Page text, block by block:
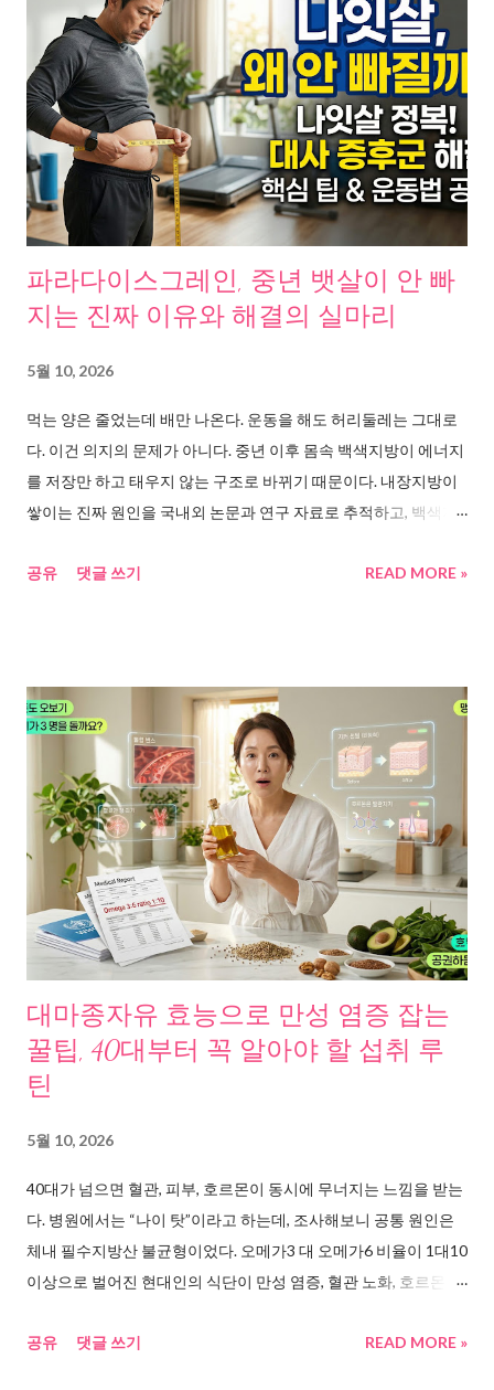
파라다이스그레인, 중년 뱃살이 안 빠
지는 진짜 이유와 해결의 실마리
5월 10, 2026
먹는 양은 줄었는데 배만 나온다. 운동을 해도 허리둘레는 그대로
다. 이건 의지의 문제가 아니다. 중년 이후 몸속 백색지방이 에너지
를 저장만 하고 태우지 않는 구조로 바뀌기 때문이다. 내장지방이
쌓이는 진짜 원인을 국내외 논문과 연구 자료로 추적하고, 백색지
인의 핵심 성분 6-파라돌에 대한 임상 결과를 정리해봤다. 먹는 양
따르면, 미국 예일대·독일 본대학 공동연구팀은 중년 이후 지방 세
포 내 염증 반응이 복부지방 축적의 핵심 원인이라는 사실을 밝혀
냈다. 동아일보 는 한국 연구진의 결과를 인용해, 중년기 내장지방
증가는 에너지 소비 감소보다 “미성숙 지방세포의 분화” 때문이라
고 보도했다. 결국, 적게 먹는다고 해결되는 문제가 아니다. 파라다
이스그레인이 주목받는 이유, 중년 내장지방의 원인을 추적하다
문제의 핵심은 백색지방이다. 우리 몸에는 두 종류의 지방이 있다.
에너지를 저장만 하는 백색지방, 에너지를 태워서 열로 바꾸는 갈
색지방. 중년이 될수록 갈색지방은 줄고, 백색지방이 내장 주변에
쌓인다. 이 내장지방은 단순히 보기 싫은 수준이 아니다. 조선일보
에 따르면, 내장지방은 당뇨, 심장질환, 뇌졸중 위험을 높이는 뱃속
시한폭탄이다. 의학신문 은 폐경 후 여성에서 에스트로겐 감소로
복부 내장지방이 급증하며 심혈관질환 위험이 더 커진다는 국내
연구를 보도했다. 그러니까 중년의 뱃살은 단순한 미용 문제가 아
니라 건강 경고 신호다. 논문과 연구가 말하는 것들, 사실만 정리했
취합해봤다. 백색지방에서 갈색지방으로의 전환에 대한 연구 흐름
을 보면 이렇다. 사이언스타임즈 는 백색지방을 갈색지방으로 전
환시키는 기술이 이미 연구 단계에 있다고 보도했다. ...
공유 댓글 쓰기 READ MORE »
대마종자유 효능으로 만성 염증 잡는
꿀팁, 40대부터 꼭 알아야 할 섭취 루
틴
5월 10, 2026
40대가 넘으면 혈관, 피부, 호르몬이 동시에 무너지는 느낌을 받는
다. 병원에서는 “나이 탓”이라고 하는데, 조사해보니 공통 원인은
체내 필수지방산 불균형이었다. 오메가3 대 오메가6 비율이 1대10
이상으로 벌어진 현대인의 식단이 만성 염증, 혈관 노화, 호르몬 교
율에 가장 가까운 천연 오일로 주목받는 대마종자유의 효능을 둘
공유 댓글 쓰기 READ MORE »